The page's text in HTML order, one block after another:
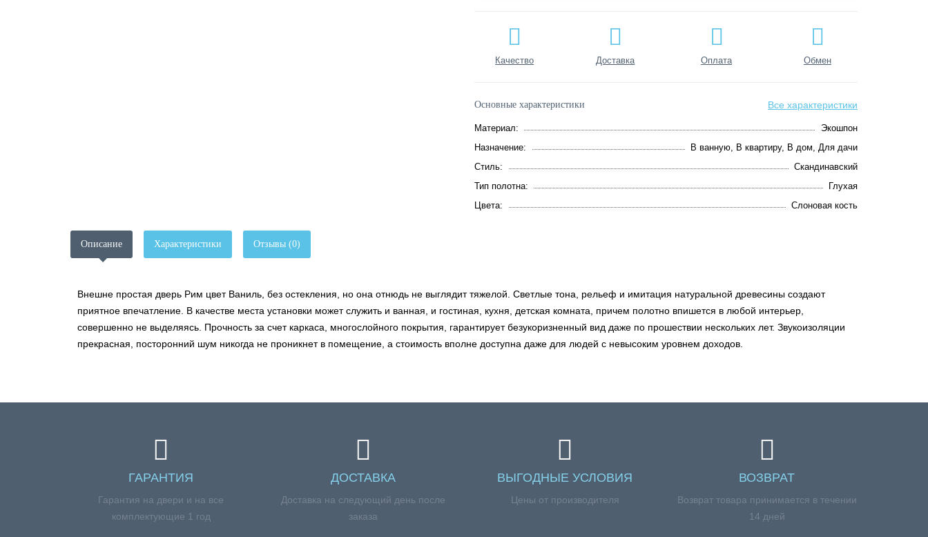
Качество Доставка Оплата Обмен
Основные характеристики Все характеристики
Материал:
Экошпон
Назначение:
В ванную, В квартиру, В дом, Для дачи
Стиль:
Скандинавский
Тип полотна:
Глухая
Цвета:
Слоновая кость
Описание Характеристики Отзывы (0)
Внешне простая дверь Рим цвет Ваниль, без остекления, но она отнюдь не выглядит тяжелой. Светлые тона, рельеф и имитация натуральной древесины создают
приятное впечатление. В качестве места установки может служить и ванная, и гостиная, кухня, детская комната, причем полотно впишется в любой интерьер,
совершенно не выделяясь. Прочность за счет каркаса, многослойного покрытия, гарантирует безукоризненный вид даже по прошествии нескольких лет. Звукоизоляции
прекрасная, посторонний шум никогда не проникнет в помещение, а стоимость вполне доступна даже для людей с невысоким уровнем доходов.
ГАРАНТИЯ
Гарантия на двери и на все
комплектующие 1 год
ДОСТАВКА
Доставка на следующий день после
заказа
ВЫГОДНЫЕ УСЛОВИЯ
Цены от производителя
ВОЗВРАТ
Возврат товара принимается в течении
14 дней